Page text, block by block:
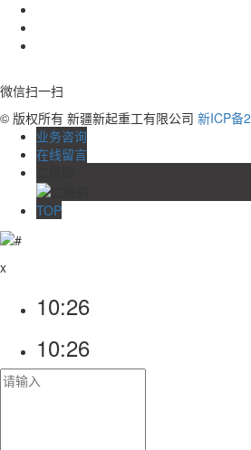
微信扫一扫
© 版权所有 新疆新起重工有限公司 新ICP备
业务咨询
在线留言
TOP
x
10:26
10:26